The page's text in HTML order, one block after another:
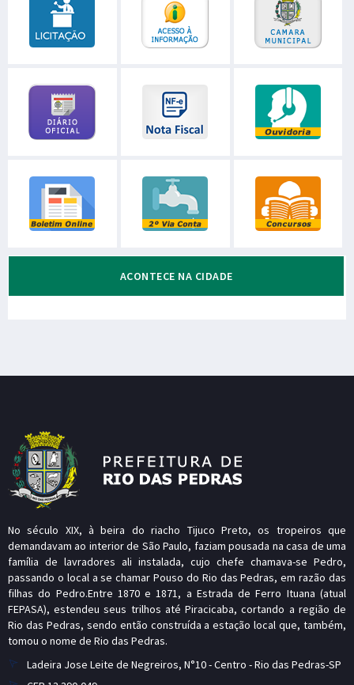
ACONTECE NA CIDADE
No século XIX, à beira do riacho Tijuco Preto, os tropeiros que
demandavam ao interior de São Paulo, faziam pousada na casa de uma
família de lavradores ali instalada, cujo chefe chamava-se Pedro,
passando o local a se chamar Pouso do Rio das Pedras, em razão das
filhas do Pedro.Entre 1870 e 1871, a Estrada de Ferro Ituana (atual
FEPASA), estendeu seus trilhos até Piracicaba, cortando a região de
Rio das Pedras, sendo então construída a estação local que, também,
tomou o nome de Rio das Pedras.
Ladeira Jose Leite de Negreiros, N°10 - Centro - Rio das Pedras-SP